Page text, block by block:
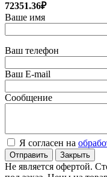
72351.36₽
Ваше имя
Ваш телефон
Ваш E-mail
Сообщение
Я согласен на
Отправить Закрыть
Не является офертой.